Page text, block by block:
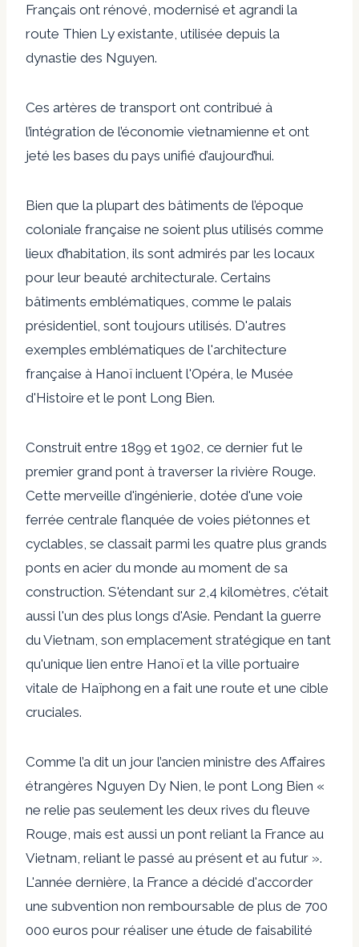
Français ont rénové, modernisé et agrandi la
route Thien Ly existante, utilisée depuis la
dynastie des Nguyen.
Ces artères de transport ont contribué à
l’intégration de l’économie vietnamienne et ont
jeté les bases du pays unifié d’aujourd’hui.
Bien que la plupart des bâtiments de l’époque
coloniale française ne soient plus utilisés comme
lieux d’habitation, ils sont admirés par les locaux
pour leur beauté architecturale. Certains
bâtiments emblématiques, comme le palais
présidentiel, sont toujours utilisés. D'autres
exemples emblématiques de l'architecture
française à Hanoï incluent l'Opéra, le Musée
d'Histoire et le pont Long Bien.
Construit entre 1899 et 1902, ce dernier fut le
premier grand pont à traverser la rivière Rouge.
Cette merveille d'ingénierie, dotée d'une voie
ferrée centrale flanquée de voies piétonnes et
cyclables, se classait parmi les quatre plus grands
ponts en acier du monde au moment de sa
construction. S'étendant sur 2,4 kilomètres, c'était
aussi l'un des plus longs d'Asie. Pendant la guerre
du Vietnam, son emplacement stratégique en tant
qu'unique lien entre Hanoï et la ville portuaire
vitale de Haïphong en a fait une route et une cible
cruciales.
Comme l’a dit un jour l’ancien ministre des Affaires
étrangères Nguyen Dy Nien, le pont Long Bien «
ne relie pas seulement les deux rives du fleuve
Rouge, mais est aussi un pont reliant la France au
Vietnam, reliant le passé au présent et au futur ».
L'année dernière, la France a décidé d'accorder
une subvention non remboursable de plus de 700
000 euros pour réaliser une étude de faisabilité